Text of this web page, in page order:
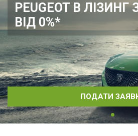
PEUGEOT В
ВІД 0%*
ПОДАТИ